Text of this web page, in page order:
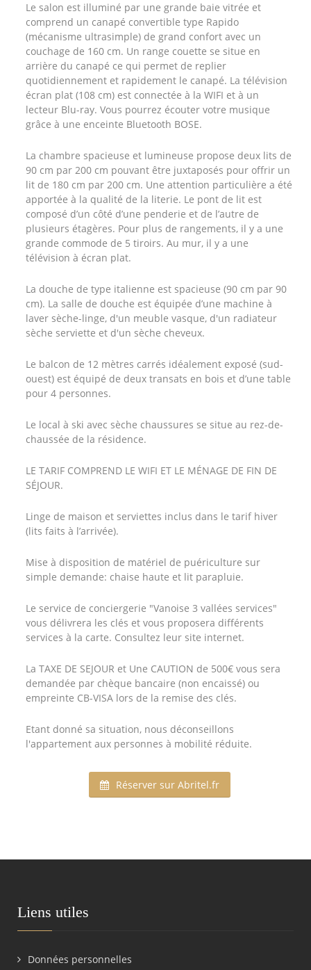
Le salon est illuminé par une grande baie vitrée et
comprend un canapé convertible type Rapido
(mécanisme ultrasimple) de grand confort avec un
couchage de 160 cm. Un range couette se situe en
arrière du canapé ce qui permet de replier
quotidiennement et rapidement le canapé. La télévision
écran plat (108 cm) est connectée à la WIFI et à un
lecteur Blu-ray. Vous pourrez écouter votre musique
grâce à une enceinte Bluetooth BOSE.
La chambre spacieuse et lumineuse propose deux lits de
90 cm par 200 cm pouvant être juxtaposés pour offrir un
lit de 180 cm par 200 cm. Une attention particulière a été
apportée à la qualité de la literie. Le pont de lit est
composé d’un côté d’une penderie et de l’autre de
plusieurs étagères. Pour plus de rangements, il y a une
grande commode de 5 tiroirs. Au mur, il y a une
télévision à écran plat.
La douche de type italienne est spacieuse (90 cm par 90
cm). La salle de douche est équipée d’une machine à
laver sèche-linge, d'un meuble vasque, d'un radiateur
sèche serviette et d'un sèche cheveux.
Le balcon de 12 mètres carrés idéalement exposé (sud-
ouest) est équipé de deux transats en bois et d’une table
pour 4 personnes.
Le local à ski avec sèche chaussures se situe au rez-de-
chaussée de la résidence.
LE TARIF COMPREND LE WIFI ET LE MÉNAGE DE FIN DE
SÉJOUR.
Linge de maison et serviettes inclus dans le tarif hiver
(lits faits à l’arrivée).
Mise à disposition de matériel de puériculture sur
simple demande: chaise haute et lit parapluie.
Le service de conciergerie "Vanoise 3 vallées services"
vous délivrera les clés et vous proposera différents
services à la carte. Consultez leur site internet.
La TAXE DE SEJOUR et Une CAUTION de 500€ vous sera
demandée par chèque bancaire (non encaissé) ou
empreinte CB-VISA lors de la remise des clés.
Etant donné sa situation, nous déconseillons
l'appartement aux personnes à mobilité réduite.
Réserver sur Abritel.fr
Liens utiles
Données personnelles